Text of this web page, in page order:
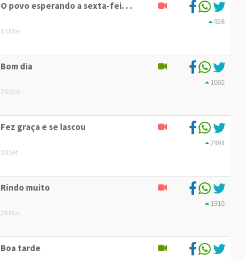
O povo esperando a sexta-fei. . .
15 Mar
928
Bom dia
25 Out
1065
Fez graça e se lascou
30 Set
2993
Rindo muito
26 Mai
1910
Boa tarde